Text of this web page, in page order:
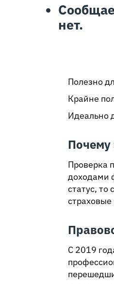
нет.
Полезно
Крайне
Идеально
Почему
Проверка
доходами
статус,
страховые
С 2019